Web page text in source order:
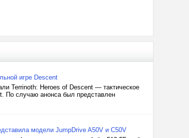
игре Descent
Terrinoth: Heroes of Descent — тактическое
По случаю анонса был представлен
модели JumpDrive A50V и C50V